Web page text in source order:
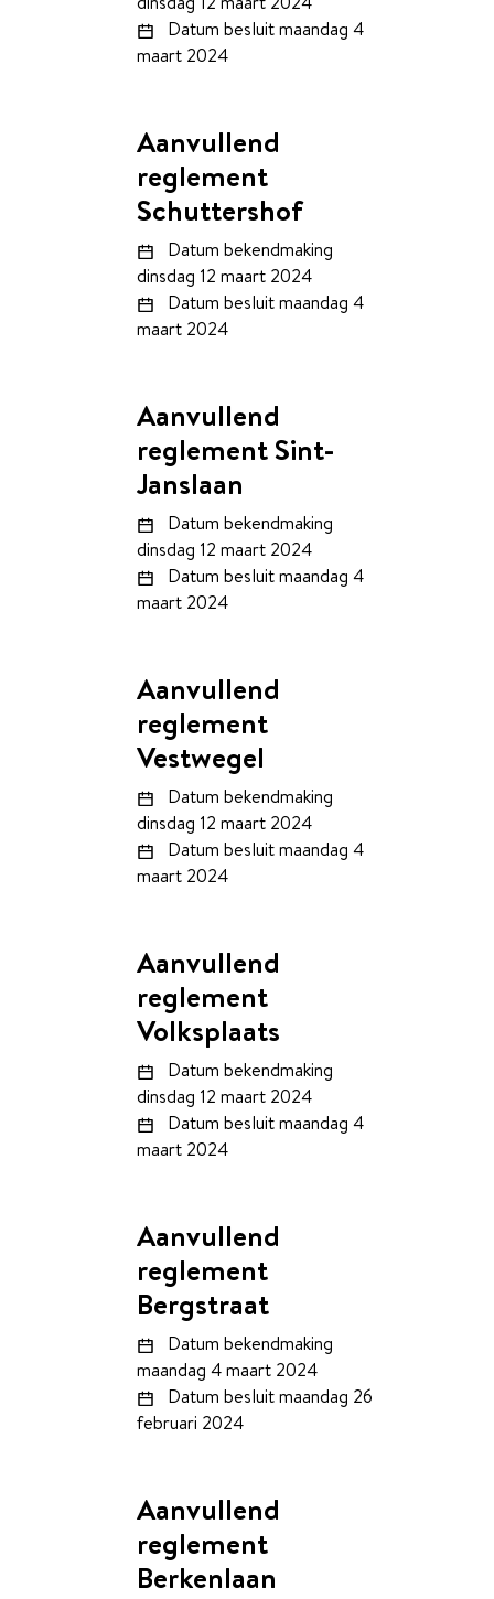
Datum besluitmaandag 4
maart 2024
Aanvullend
reglement
Schuttershof
Datum bekendmaking
dinsdag 12 maart 2024
Datum besluitmaandag 4
maart 2024
Aanvullend
reglement Sint-
Janslaan
Datum bekendmaking
dinsdag 12 maart 2024
Datum besluitmaandag 4
maart 2024
Aanvullend
reglement
Vestwegel
Datum bekendmaking
dinsdag 12 maart 2024
Datum besluitmaandag 4
maart 2024
Aanvullend
reglement
Volksplaats
Datum bekendmaking
dinsdag 12 maart 2024
Datum besluitmaandag 4
maart 2024
Aanvullend
reglement
Bergstraat
Datum bekendmaking
maandag 4 maart 2024
Datum besluitmaandag 26
februari 2024
Aanvullend
reglement
Berkenlaan